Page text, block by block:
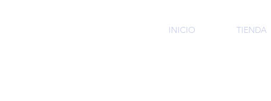
INICIO TIENDA